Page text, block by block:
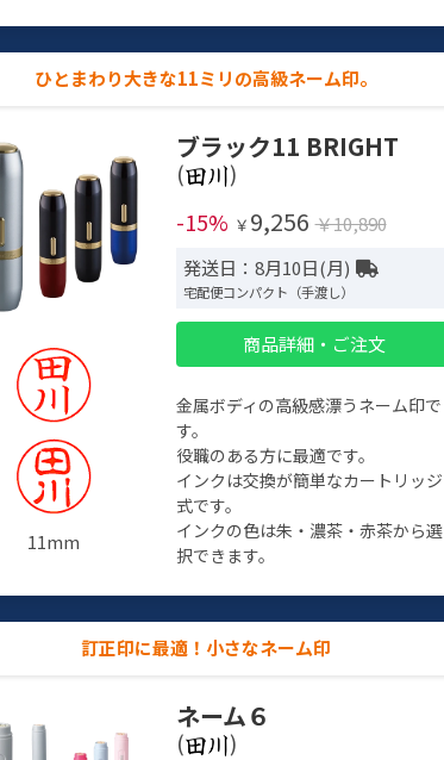
ひとまわり大きな11ミリの高級ネーム印。
11mm
ブラック11 BRIGHT
(
)
-15% ￥ 9,256 ￥10,890
発送日：8月10日(月)
宅配便コンパクト（手渡し）
商品詳細・ご注文
金属ボディの高級感漂うネーム印で
す。
役職のある方に最適です。
インクは交換が簡単なカートリッジ
式です。
インクの色は朱・濃茶・赤茶から選
択できます。
訂正印に最適！小さなネーム印
ネーム６
(
)